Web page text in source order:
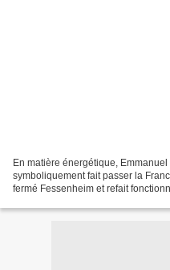
En matière énergétique, Emmanuel
symboliquement fait passer la
fermé Fessenheim et refait